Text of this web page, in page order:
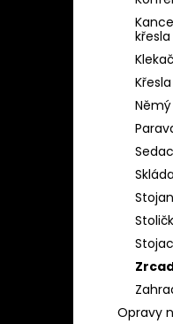
křesla
Křesla
Opravy
1 280 Kč